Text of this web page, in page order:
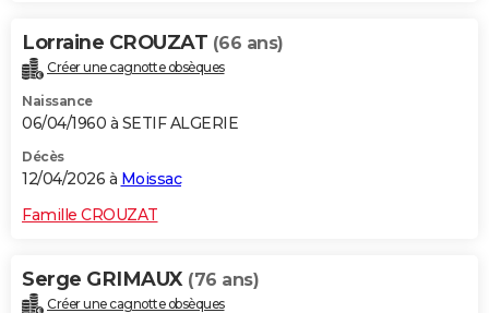
Lorraine CROUZAT (66 ans)
Créer une cagnotte obsèques
Naissance
06/04/1960 à SETIF ALGERIE
Décès
12/04/2026 à Moissac
Famille CROUZAT
Serge GRIMAUX (76 ans)
Créer une cagnotte obsèques